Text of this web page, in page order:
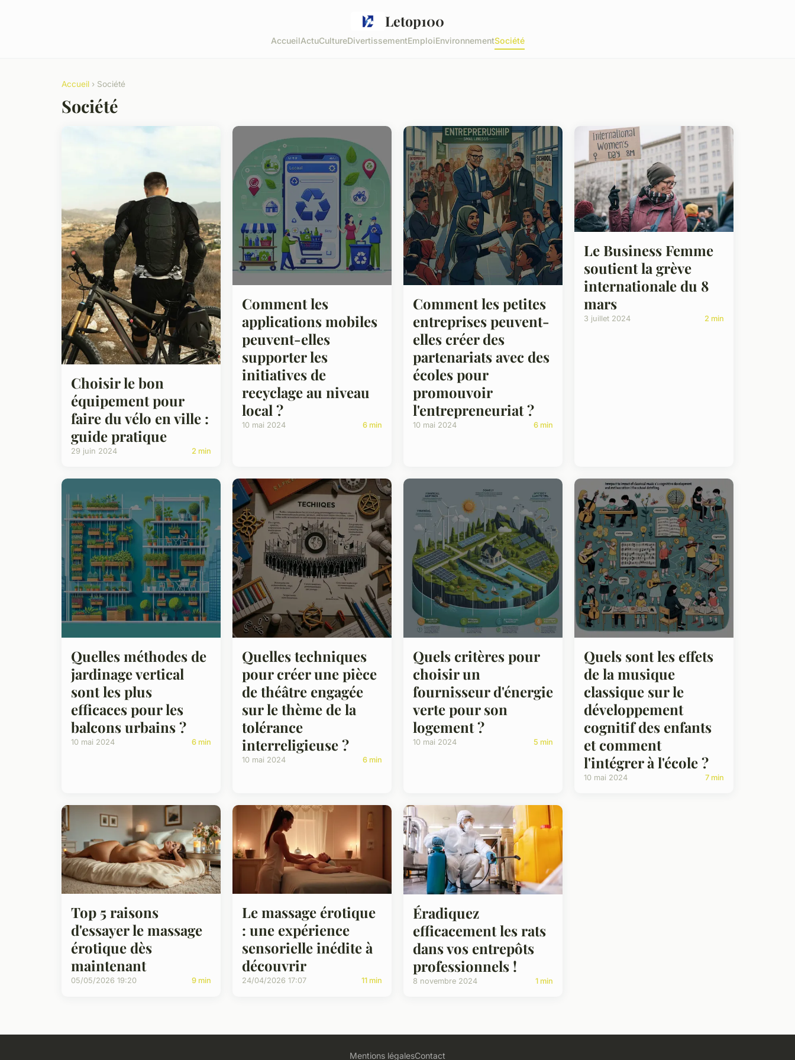
Letop100
AccueilActuCultureDivertissementEmploiEnvironnementSociété
Accueil › Société
Société
Choisir le bon
équipement pour
faire du vélo en ville :
guide pratique
29 juin 2024 2 min
Comment les
applications mobiles
peuvent-elles
supporter les
initiatives de
recyclage au niveau
local ?
10 mai 2024 6 min
Comment les petites
entreprises peuvent-
elles créer des
partenariats avec des
écoles pour
promouvoir
l'entrepreneuriat ?
10 mai 2024 6 min
Le Business Femme
soutient la grève
internationale du 8
mars
3 juillet 2024 2 min
Quelles méthodes de
jardinage vertical
sont les plus
efficaces pour les
balcons urbains ?
10 mai 2024 6 min
Quelles techniques
pour créer une pièce
de théâtre engagée
sur le thème de la
tolérance
interreligieuse ?
10 mai 2024 6 min
Quels critères pour
choisir un
fournisseur d'énergie
verte pour son
logement ?
10 mai 2024 5 min
Quels sont les effets
de la musique
classique sur le
développement
cognitif des enfants
et comment
l'intégrer à l'école ?
10 mai 2024 7 min
Top 5 raisons
d'essayer le massage
érotique dès
maintenant
05/05/2026 19:20 9 min
Le massage érotique
: une expérience
sensorielle inédite à
découvrir
24/04/2026 17:07 11 min
Éradiquez
efficacement les rats
dans vos entrepôts
professionnels !
8 novembre 2024 1 min
Mentions légalesContact